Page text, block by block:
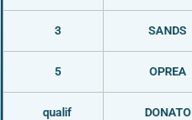
3 SANDS
5 OPREA
qualif DONATO